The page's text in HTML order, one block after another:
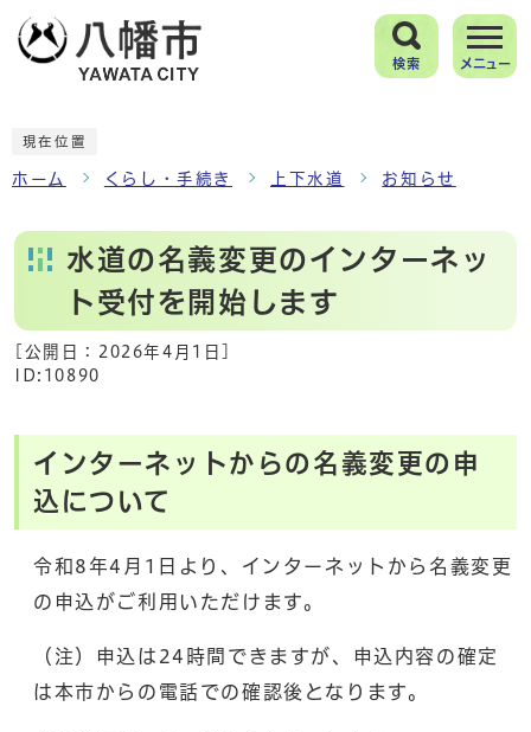
検索 メニュー
現在位置
ホーム くらし・手続き 上下水道 お知らせ
水道の名義変更のインターネッ
ト受付を開始します
[公開日： 2026年4月1日
ID:10890
インターネットからの名義変更の申
込について
令和8年4月1日より、インターネットから名義変更
の申込がご利用いただけます。
（注）申込は24時間できますが、申込内容の確定
は本市からの電話での確認後となります。